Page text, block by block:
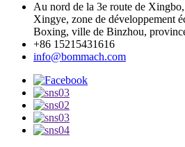
Au nord de la 3e route de
Xingye, zone de développement
Boxing, ville de Binzhou,
+86 15215431616
info@bommach.com